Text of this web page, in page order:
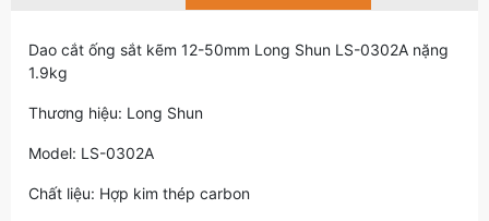
Dao cắt ống sắt kẽm 12-50mm Long Shun LS-0302A nặng
1.9kg
Thương hiệu: Long Shun
Model: LS-0302A
Chất liệu: Hợp kim thép carbon